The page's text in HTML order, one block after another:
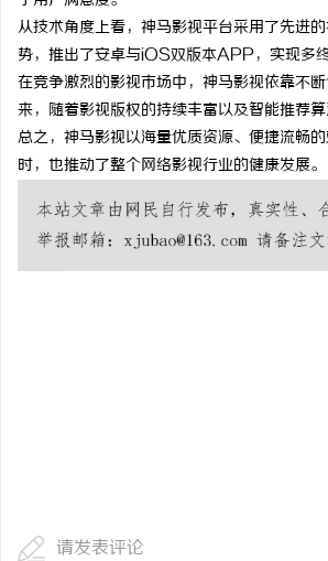
从技术角度上看，神马影视平台采用了先进
势，推出了安卓与iOS双版本APP，实现多
在竞争激烈的影视市场中，神马影视依靠不
来，随着影视版权的持续丰富以及智能推荐
总之，神马影视以海量优质资源、便捷流畅
时，也推动了整个网络影视行业的健康发展。
请发表评论